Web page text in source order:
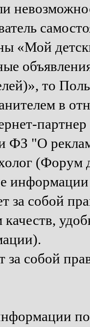
«Мой
то
в
ФЗ "О
(Форум
за собой
за собой